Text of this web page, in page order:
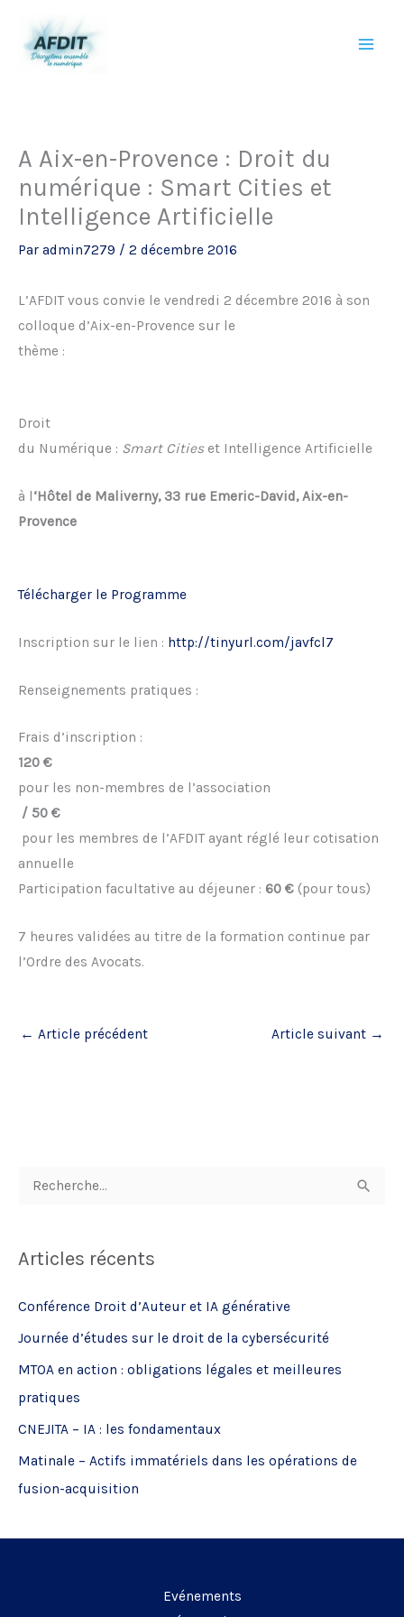
contenu
A Aix-en-Provence : Droit du
numérique : Smart Cities et
Intelligence Artificielle
Par admin7279 / 2 décembre 2016
L’AFDIT vous convie le vendredi 2 décembre 2016 à son
colloque d’Aix-en-Provence sur le
thème :
Droit
du Numérique : Smart Citieset Intelligence Artificielle
à l‘Hôtel de Maliverny, 33 rue Emeric-David, Aix-en-
Provence
Télécharger le Programme
Inscription sur le lien : http://tinyurl.com/javfcl7
Renseignements pratiques :
Frais d’inscription :
120 €
pour les non-membres de l’association
/ 50 €
pour les membres de l’AFDIT ayant réglé leur cotisation
annuelle
Participation facultative au déjeuner : 60 € (pour tous)
7 heures validées au titre de la formation continue par
l’Ordre des Avocats.
← Article précédent Article suivant →
h
c
h
e
r
:
Articles récents
Conférence Droit d’Auteur et IA générative
Journée d’études sur le droit de la cybersécurité
MTOA en action : obligations légales et meilleures
pratiques
CNEJITA – IA : les fondamentaux
Matinale – Actifs immatériels dans les opérations de
fusion-acquisition
Evénements